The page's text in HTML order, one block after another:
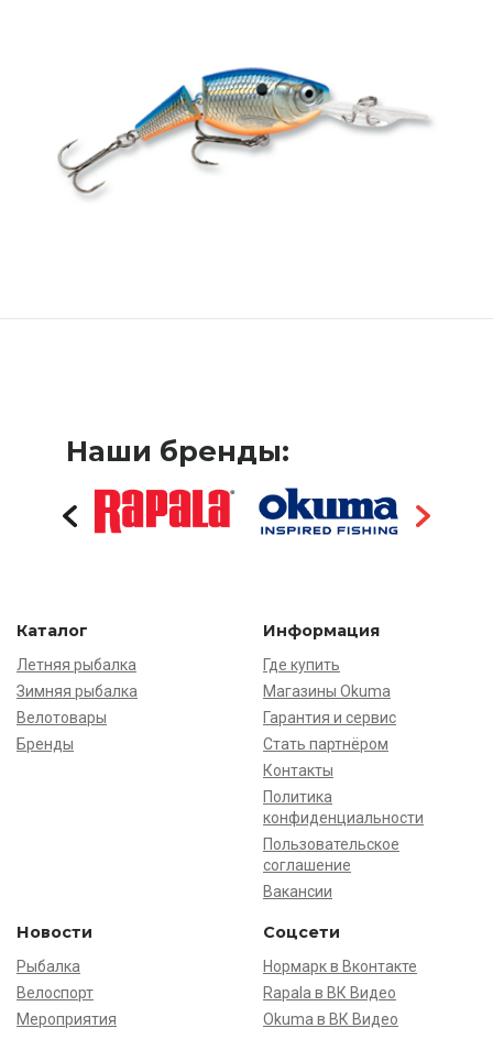
Наши бренды:
Каталог
Летняя рыбалка
Зимняя рыбалка
Велотовары
Бренды
Информация
Где купить
Магазины Okuma
Гарантия и сервис
Стать партнёром
Контакты
Политика
конфиденциальности
Пользовательское
соглашение
Вакансии
Новости
Рыбалка
Велоспорт
Мероприятия
Соцсети
Нормарк в Вконтакте
Rapala в ВК Видео
Okuma в ВК Видео